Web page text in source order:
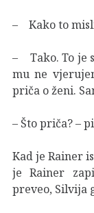
– Kako to
– Tako. To je
mu ne
priča o ženi.
– Što priča? –
Kad je Rainer
je Rainer
preveo, Silvija